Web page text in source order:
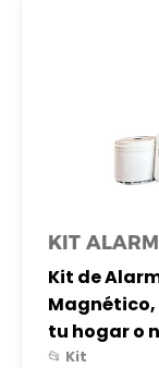
KIT
Kit de
Magnético,
tu hogar o
📂 Kit